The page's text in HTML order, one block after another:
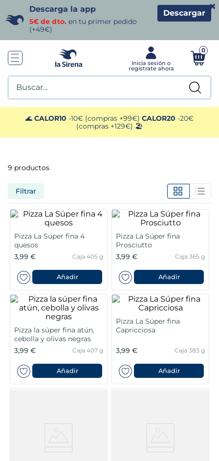
Descarga la app
5€ de dto. en tu primer pedido
(+49€)
Descargar
×
0
Buscar...
🌊 CALOR10 -10€ (compras +99€) CALOR20 -20€
(compras +129€) 🏖️
9 productos
Filtrar
Pizza La Súper fina 4
quesos
3,99 €
Caja 405 g
Añadir
Pizza La Súper fina
Prosciutto
3,99 €
Caja 365 g
Añadir
Pizza la súper fina atún,
cebolla y olivas negras
3,99 €
Caja 407 g
Añadir
Pizza La Súper fina
Capricciosa
3,99 € Caja 383 g
Añadir
TÉRMINOS MÁS BUSCADOS
1. helados sirena
2 gambas
patatas
4. gamba
. verduras
. croquetas
canelones
listísimos
. gambon
10. pollo